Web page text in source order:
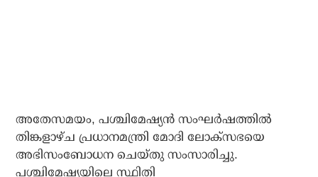
അതേസമയം, പശ്ചിമേഷ്യന്‍ സംഘര്‍ഷത്തില്‍
തിങ്കളാഴ്ച പ്രധാനമന്ത്രി മോദി ലോക്‌സഭയെ
അഭിസംബോധന ചെയ്തു സംസാരിച്ചു.
പശ്ചിമേഷ്യയിലെ സ്ഥിതി